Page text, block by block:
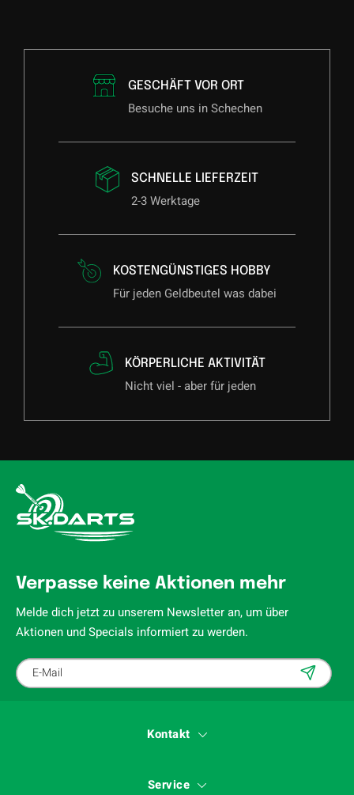
GESCHÄFT VOR ORT
Besuche uns in Schechen
SCHNELLE LIEFERZEIT
2-3 Werktage
KOSTENGÜNSTIGES HOBBY
Für jeden Geldbeutel was dabei
KÖRPERLICHE AKTIVITÄT
Nicht viel - aber für jeden
Verpasse keine Aktionen mehr
Melde dich jetzt zu unserem Newsletter an, um über
Aktionen und Specials informiert zu werden.
Kontakt
Service